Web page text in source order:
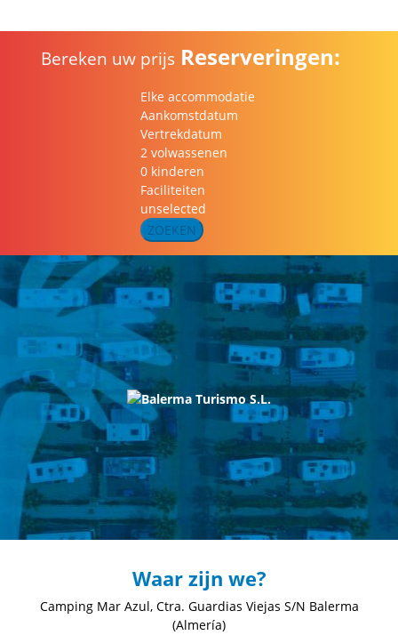
Bereken uw prijs Reserveringen:
Elke accommodatie
Aankomstdatum
Vertrekdatum
2 volwassenen
0 kinderen
Faciliteiten
unselected
ZOEKEN
Waar zijn we?
Camping Mar Azul, Ctra. Guardias Viejas S/N Balerma
(Almería)